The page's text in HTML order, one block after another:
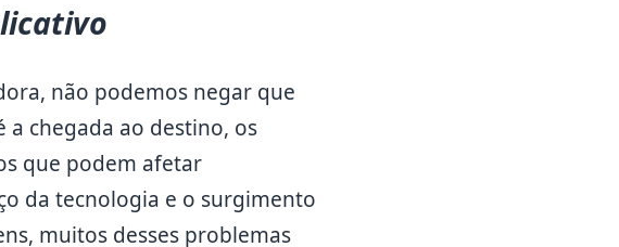
não podemos negar que
chegada ao destino, os
que podem afetar
da tecnologia e o surgimento
muitos desses problemas